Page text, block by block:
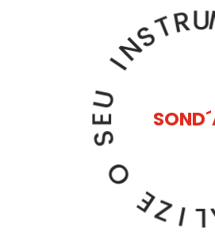
N
A
L
I
Z
E
O
S
EU
INST